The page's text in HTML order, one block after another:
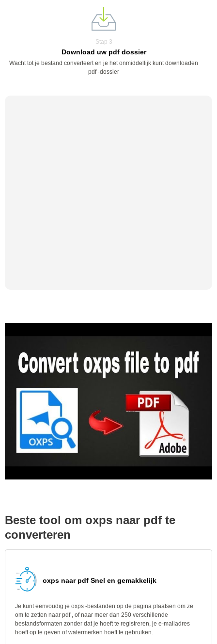
Stap 3
Download uw pdf dossier
Wacht tot je bestand converteert en je het onmiddellijk kunt downloaden
pdf -dossier
Beste tool om oxps naar pdf te
converteren
oxps naar pdf Snel en gemakkelijk
Je kunt eenvoudig je oxps -bestanden op de pagina plaatsen om ze
om te zetten naar pdf , of naar meer dan 250 verschillende
bestandsformaten zonder dat je hoeft te registreren, je e-mailadres
hoeft op te geven of watermerken hoeft te gebruiken.